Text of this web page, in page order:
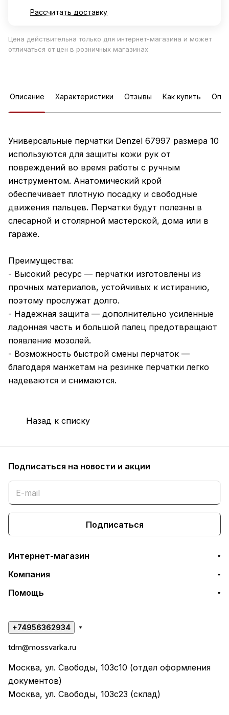
Рассчитать доставку
Цена действительна только для интернет-магазина и может
отличаться от цен в розничных магазинах
Описание Характеристики Отзывы Как купить
Универсальные перчатки Denzel 67997 размера 10
используются для защиты кожи рук от
повреждений во время работы с ручным
инструментом. Анатомический крой
обеспечивает плотную посадку и свободные
движения пальцев. Перчатки будут полезны в
слесарной и столярной мастерской, дома или в
гараже.
Преимущества:
- Высокий ресурс — перчатки изготовлены из
прочных материалов, устойчивых к истиранию,
поэтому прослужат долго.
- Надежная защита — дополнительно усиленные
ладонная часть и большой палец предотвращают
появление мозолей.
- Возможность быстрой смены перчаток —
благодаря манжетам на резинке перчатки легко
надеваются и снимаются.
Назад к списку
Подписаться на новости и акции
Подписаться
Интернет-магазин
Компания
Помощь
+74956362934
tdm@mossvarka.ru
Москва, ул. Свободы, 103с10 (отдел оформления
документов)
Москва, ул. Свободы, 103с23 (склад)